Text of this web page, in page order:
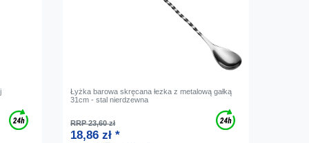
Łyżka barowa skręcana łezka z metalową gałką
31cm - stal nierdzewna
RRP 23,60 zł
18,86 zł *